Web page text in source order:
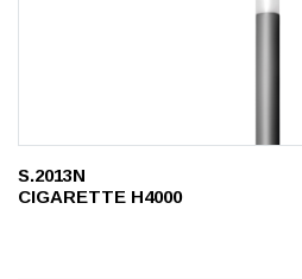
S.2013N
CIGARETTE H4000